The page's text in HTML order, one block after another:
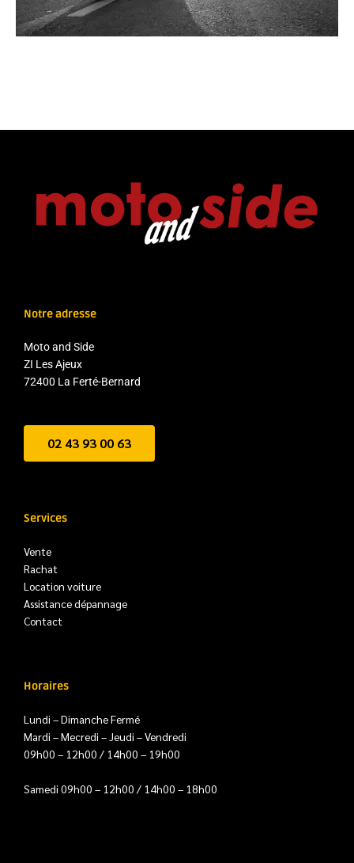
Notre adresse
Moto and Side
ZI Les Ajeux
72400 La Ferté-Bernard
02 43 93 00 63
Services
Vente
Rachat
Location voiture
Assistance dépannage
Contact
Horaires
Lundi – Dimanche Fermé
Mardi – Mecredi – Jeudi – Vendredi
09h00 – 12h00 / 14h00 – 19h00
Samedi 09h00 – 12h00 / 14h00 – 18h00